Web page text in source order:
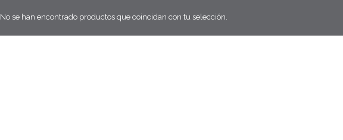
No se han encontrado productos que coincidan con tu selección.